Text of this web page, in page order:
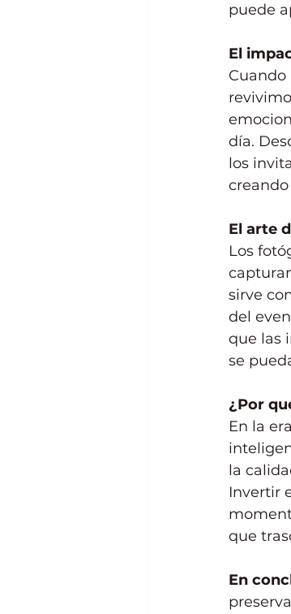
puede
El
Cuando
día.
los
El arte
Los
sirve
del
que las
se
¿Por
En la
la
Invertir
que
En